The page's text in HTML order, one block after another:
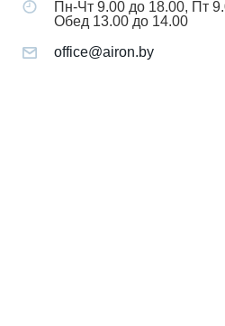
Пн-Чт 9.00 до 18.00, Пт
Обед 13.00 до 14.00
office@airon.by